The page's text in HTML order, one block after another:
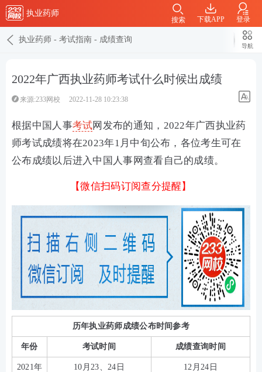
执业药师
下载APP 登录
搜索
执业药师 - 考试指南 - 成绩查询
导航
2022年广西执业药师考试什么时候出成绩
来源:233网校 2022-11-28 10:23:38
根据中国人事考试网发布的通知，2022年广西执业药
师考试成绩将在2023年1月中旬公布，各位考生可在
公布成绩以后进入中国人事网查看自己的成绩。
【微信扫码订阅查分提醒】
历年执业药师成绩公布时间参考
年份 考试时间 成绩查询时间
2021年 10月23、24日 12月24日